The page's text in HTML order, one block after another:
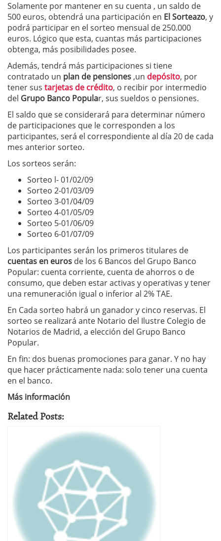
Solamente por mantener en su cuenta , un saldo de
500 euros, obtendrá una participación en El Sorteazo, y
podrá participar en el sorteo mensual de 250.000
euros. Lógico que esta, cuantas más participaciones
obtenga, más posibilidades posee.
Además, tendrá más participaciones si tiene
contratado un plan de pensiones ,un depósito, por
tener sus tarjetas de crédito, o recibir por intermedio
del Grupo Banco Popular, sus sueldos o pensiones.
El saldo que se considerará para determinar número
de participaciones que le corresponden a los
participantes, será el correspondiente al día 20 de cada
mes anterior sorteo.
Los sorteos serán:
Sorteo l- 01/02/09
Sorteo 2-01/03/09
Sorteo 3-01/04/09
Sorteo 4-01/05/09
Sorteo 5-01/06/09
Sorteo 6-01/07/09
Los participantes serán los primeros titulares de
cuentas en euros de los 6 Bancos del Grupo Banco
Popular: cuenta corriente, cuenta de ahorros o de
consumo, que deben estar activas y operativas y tener
una remuneración igual o inferior al 2% TAE.
En Cada sorteo habrá un ganador y cinco reservas. El
sorteo se realizará ante Notario del Ilustre Colegio de
Notarios de Madrid, a elección del Grupo Banco
Popular.
En fin: dos buenas promociones para ganar. Y no hay
que hacer prácticamente nada: solo tener una cuenta
en el banco.
Más información
Related Posts: